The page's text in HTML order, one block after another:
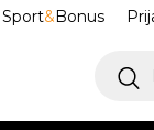
Sport&Bonus